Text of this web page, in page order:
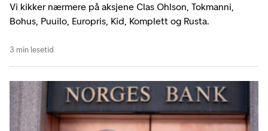
Vi kikker nærmere på aksjene Clas Ohlson, Tokmanni,
Bohus, Puuilo, Europris, Kid, Komplett og Rusta.
3 min lesetid